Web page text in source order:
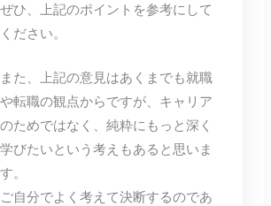
ぜひ、上記のポイントを参考にして
ください。
また、上記の意見はあくまでも就職
や転職の観点からですが、キャリア
のためではなく、純粋にもっと深く
学びたいという考えもあると思いま
す。
ご自分でよく考えて決断するのであ